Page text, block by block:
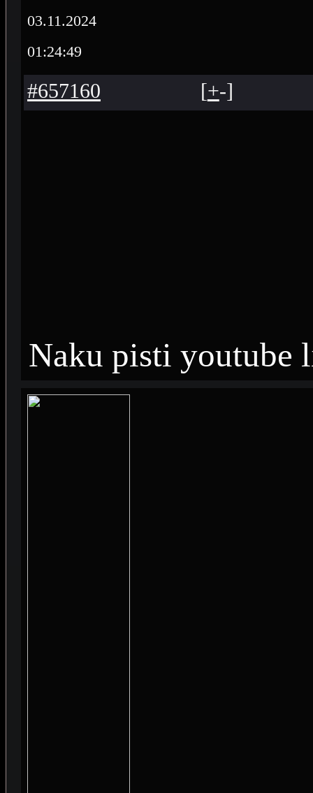
03.11.2024
01:24:49
#657160 [+-]
Naku pisti youtube